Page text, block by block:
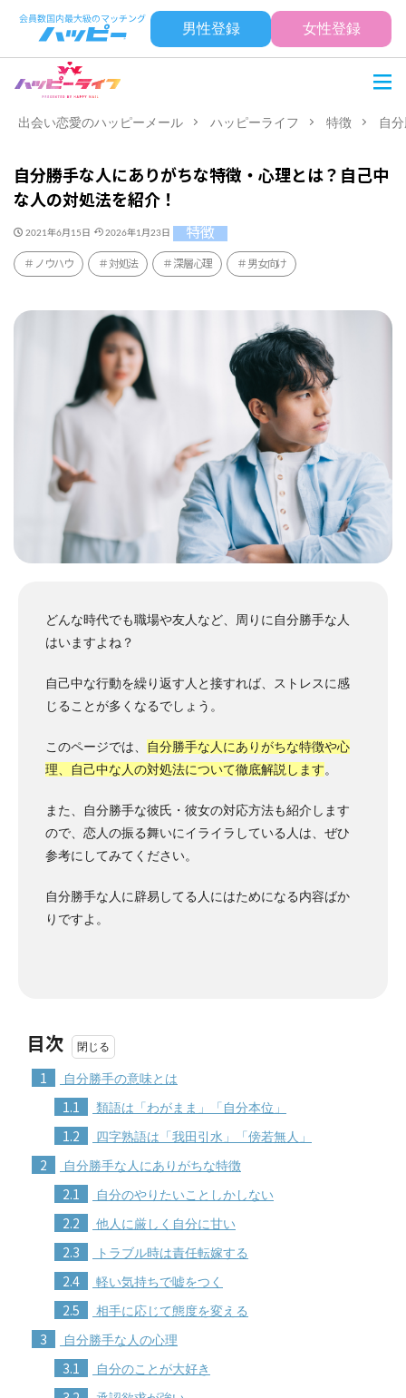
男性登録 女性登録
出会い恋愛のハッピーメール ハッピーライフ 特徴 自
自分勝手な人にありがちな特徴・心理とは？自己中
な人の対処法を紹介！
2021年6月15日 2026年1月23日 特徴
ノウハウ 対処法 深層心理 男女向け
どんな時代でも職場や友人など、周りに自分勝手な人
はいますよね？
自己中な行動を繰り返す人と接すれば、ストレスに感
じることが多くなるでしょう。
このページでは、
自分勝手な人にありがちな特徴や心
理、自己中な人の対処法について徹底解説します。
また、自分勝手な彼氏・彼女の対応方法も紹介します
ので、恋人の振る舞いにイライラしている人は、ぜひ
参考にしてみてください。
自分勝手な人に辟易してる人にはためになる内容ばか
りですよ。
目次
1 自分勝手の意味とは
1.1 類語は「わがまま」「自分本位」
1.2 四字熟語は「我田引水」「傍若無人」
2 自分勝手な人にありがちな特徴
2.1 自分のやりたいことしかしない
2.2 他人に厳しく自分に甘い
2.3 トラブル時は責任転嫁する
2.4 軽い気持ちで嘘をつく
2.5 相手に応じて態度を変える
3 自分勝手な人の心理
3.1 自分のことが大好き